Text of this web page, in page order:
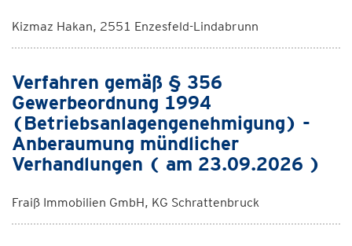
Kizmaz Hakan, 2551 Enzesfeld-Lindabrunn
Verfahren gemäß § 356
Gewerbeordnung 1994
(Betriebsanlagengenehmigung) -
Anberaumung mündlicher
Verhandlungen ( am 23.09.2026 )
Fraiß Immobilien GmbH, KG Schrattenbruck